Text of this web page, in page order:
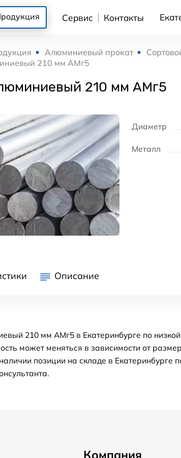
Сервис Контакты
Алюминиевый прокат
210 мм АМг5
210 мм АМг5
Диаметр
Металл
Описание
210 мм АМг5 в Екатеринбурге по
может меняться в зависимости от
позиции на складе в Екатеринбурге
Компания